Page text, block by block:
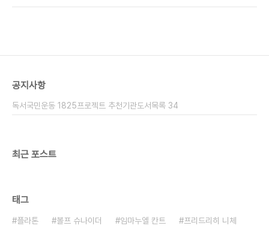
력의 결과이다. - 출처 : 교보문고 2. 작가 소개 플라
보다는 의미를 부여할 수 있는 삶이 중요하다는 것을
상류계급이었고 그러한 배경을 가진 젊은이들이 대
공지사항
독서국민운동 1825프로젝트 추천기관도서목록 34
최근 포스트
태그
플라톤 볼프 슈나이더 임마누엘 칸트
프리드리히 니체